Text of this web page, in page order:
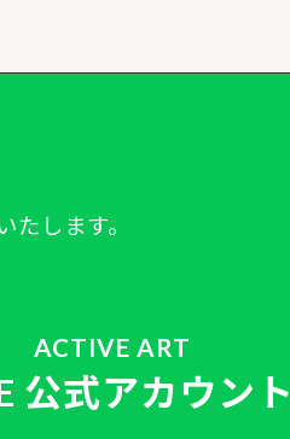
たします。
ACTIVE ART
公式アカウント